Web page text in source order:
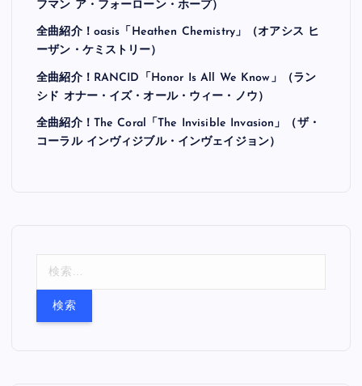
フマン ア・フォーローン・ホープ）
全曲紹介！oasis「Heathen Chemistry」（オアシス ヒ
ーザン・ケミストリー）
全曲紹介！RANCID「Honor Is All We Know」（ラン
シド オナー・イズ・オール・ウィー・ノウ）
全曲紹介！The Coral「The Invisible Invasion」（ザ・
コーラル インヴィジブル・インヴェイジョン）